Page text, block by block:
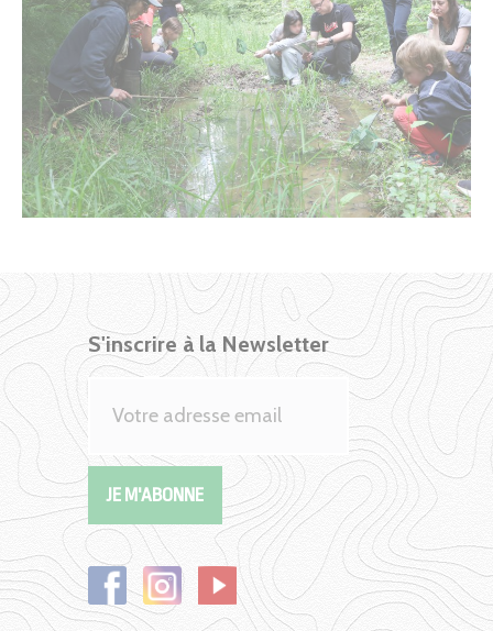
S'inscrire à la Newsletter